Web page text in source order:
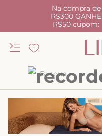
Na compra de
R$300 GANHE
R$50 cupom:
Busque
TERMOS MAIS BUSCADOS
kiss me
camisola